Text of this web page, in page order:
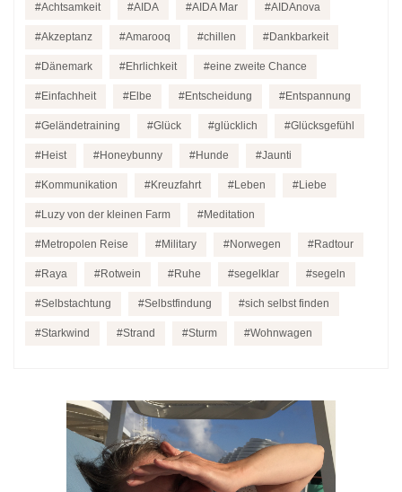
Achtsamkeit AIDA AIDA Mar AIDAnova
Akzeptanz Amarooq chillen Dankbarkeit
Dänemark Ehrlichkeit eine zweite Chance
Einfachheit Elbe Entscheidung Entspannung
Geländetraining Glück glücklich Glücksgefühl
Heist Honeybunny Hunde Jaunti
Kommunikation Kreuzfahrt Leben Liebe
Luzy von der kleinen Farm Meditation
Metropolen Reise Military Norwegen Radtour
Raya Rotwein Ruhe segelklar segeln
Selbstachtung Selbstfindung sich selbst finden
Starkwind Strand Sturm Wohnwagen